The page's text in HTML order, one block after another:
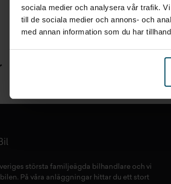
sociala medier och analysera vår trafik.
till de sociala medier och annons- och
med annan information som du har
största familjeägda bilhandlare och vi
På våra anläggningar hittar du ett stort